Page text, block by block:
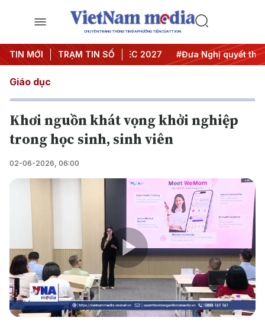
CHUYÊN TRANG THÔNG TIN ĐA PHƯƠNG TIỆN CỦA TTXVN
TIN MỚI TRẠM TIN SỐ
Trung ương 3 #APEC 2027 #Đưa Nghị quyết thành
Giáo dục
Khơi nguồn khát vọng khởi nghiệp
trong học sinh, sinh viên
02-06-2026, 06:00
Play
Video